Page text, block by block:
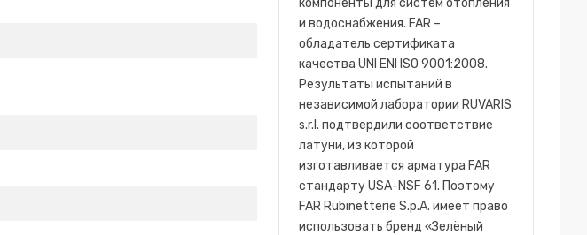
компоненты для систем отопления
и водоснабжения. FAR –
обладатель сертификата
качества UNI ENI ISO 9001:2008.
Результаты испытаний в
независимой лаборатории RUVARIS
s.r.l. подтвердили соответствие
латуни, из которой
изготавливается арматура FAR
стандарту USA-NSF 61. Поэтому
FAR Rubinetterie S.p.A. имеет право
использовать бренд «Зелёный